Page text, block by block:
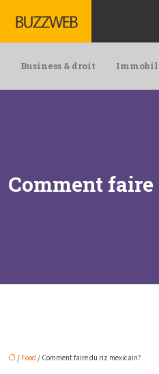
Business & droit
Comment
/ Food / Comment faire du riz mexicain?